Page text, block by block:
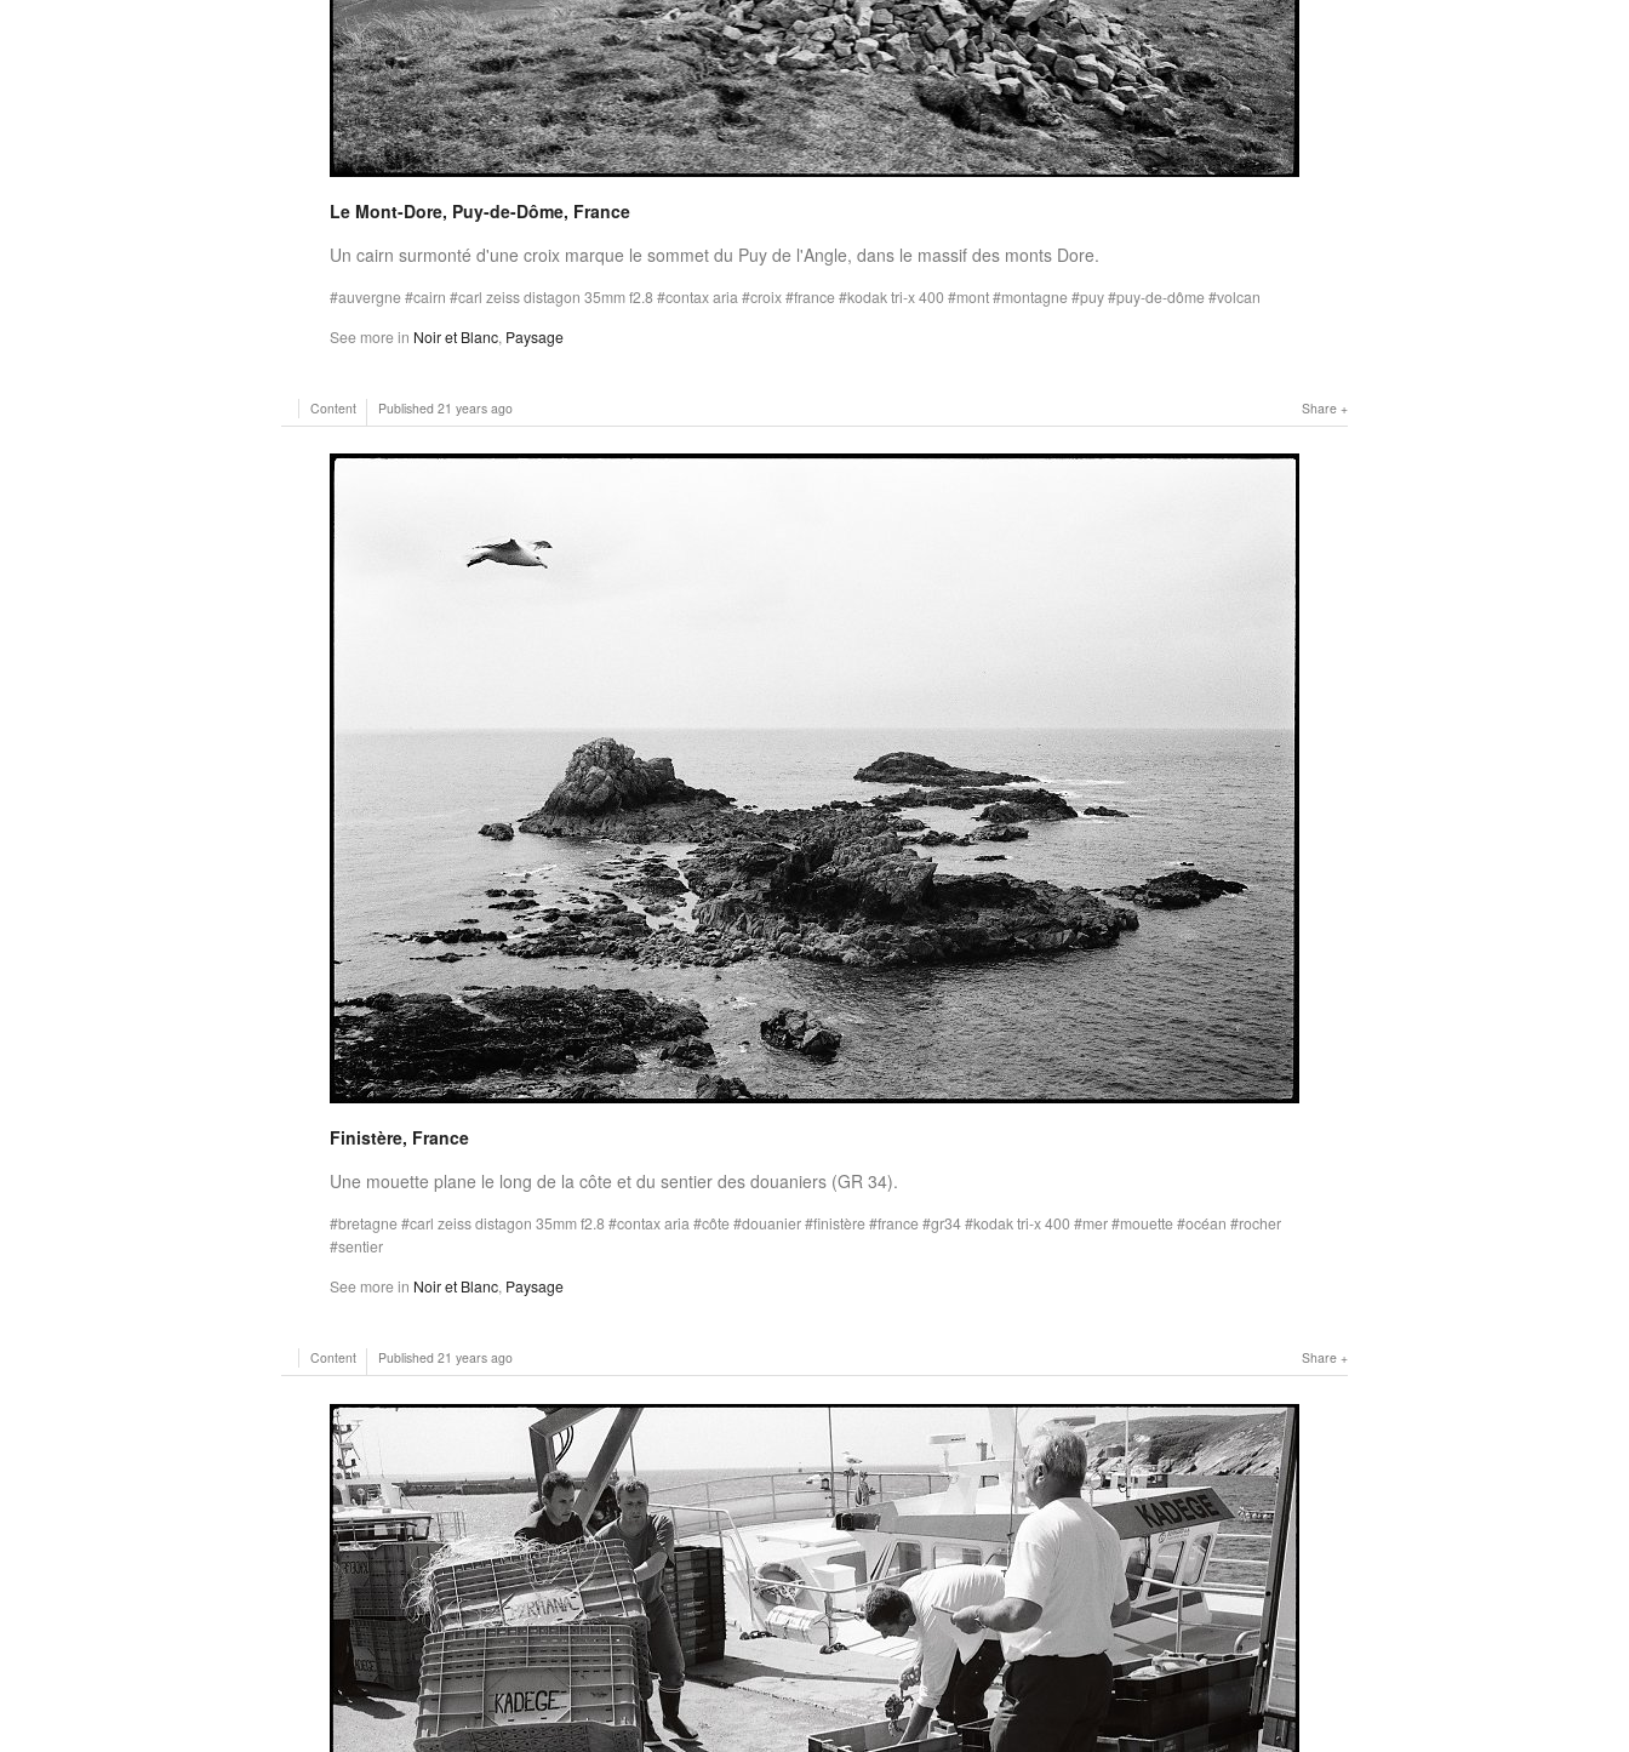
Le Mont-Dore, Puy-de-Dôme, France
Un cairn surmonté d'une croix marque le sommet du Puy de l'Angle, dans le massif des monts Dore.
auvergne cairn carl zeiss distagon 35mm f2.8 contax aria croix france kodak tri-x 400 mont montagne puy puy-de-dôme volcan
See more in Noir et Blanc, Paysage
Share
Content Published 21 years ago
Finistère, France
Une mouette plane le long de la côte et du sentier des douaniers (GR 34).
bretagne carl zeiss distagon 35mm f2.8 contax aria côte douanier finistère france gr34 kodak tri-x 400 mer mouette océan
rocher
sentier
See more in Noir et Blanc, Paysage
Share
Content Published 21 years ago